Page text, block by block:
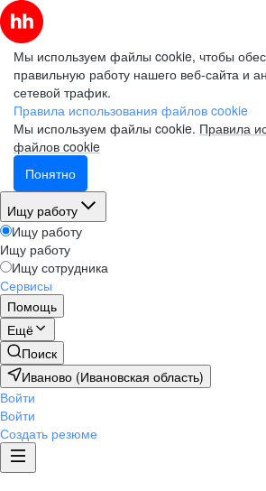
Мы используем файлы cookie, чтобы
правильную работу нашего веб-сайта и
сетевой трафик.
Правила использования файлов cookie
Мы используем файлы cookie. Правила
файлов cookie
Понятно
Ищу работу
Ищу работу
Ищу работу
Ищу сотрудника
Сервисы
Помощь
Ещё
Поиск
Иваново (Ивановская область)
Войти
Войти
Создать резюме